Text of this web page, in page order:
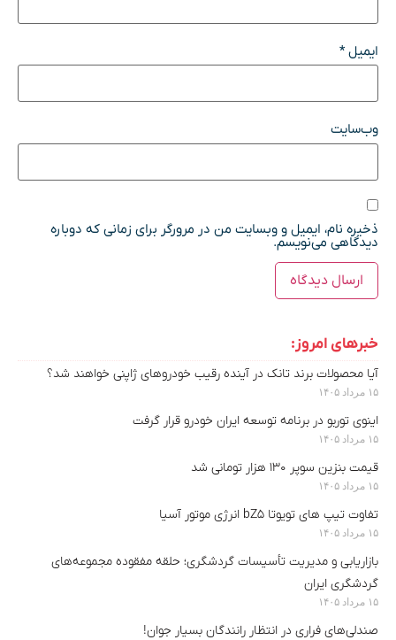
ایمیل*
وب‌سایت
ذخیره نام، ایمیل و وبسایت من در مرورگر برای زمانی که دوباره
دیدگاهی می‌نویسم.
خبرهای امروز:
آیا محصولات برند تانک در آینده رقیب خودروهای ژاپنی خواهند شد؟
۱۵ مرداد ۱۴۰۵
اینوی توربو در برنامه توسعه ایران خودرو قرار گرفت
۱۵ مرداد ۱۴۰۵
قیمت بنزین سوپر ۱۳۰ هزار تومانی شد
۱۵ مرداد ۱۴۰۵
تفاوت تیپ های تویوتا bZ5 انرژی موتور آسیا
۱۵ مرداد ۱۴۰۵
بازاریابی و مدیریت تأسیسات گردشگری؛ حلقه مفقوده مجموعه‌های
گردشگری ایران
۱۵ مرداد ۱۴۰۵
صندلی‌های فراری در انتظار رانندگان بسیار جوان!